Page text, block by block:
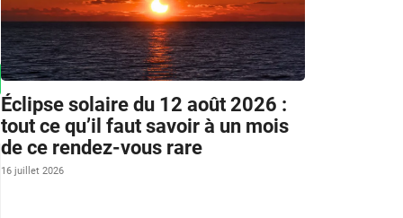
Éclipse solaire du 12 août 2026 :
tout ce qu’il faut savoir à un mois
de ce rendez-vous rare
16 juillet 2026